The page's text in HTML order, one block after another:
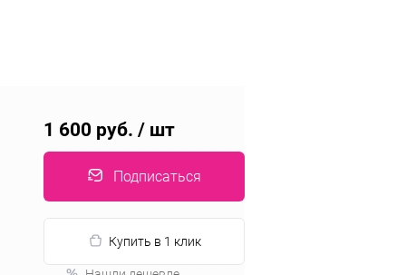
1 600 руб. / шт
Подписаться
Купить в 1 клик